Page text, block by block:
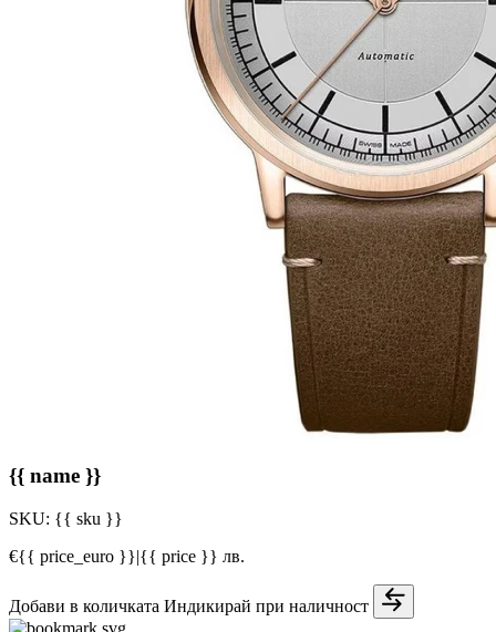
{{ name }}
SKU: {{ sku }}
€{{ price_euro }}|{{ price }} лв.
Добави в количката Индикирай при наличност